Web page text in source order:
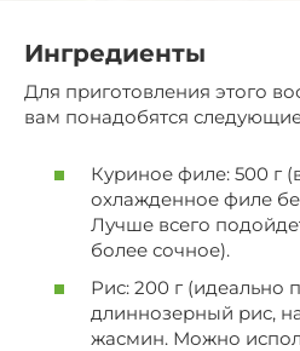
Ингредиенты
Для приготовления этого
вам понадобятся
Куриное филе: 500 г
охлажденное филе
Лучше всего
более сочное).
Рис: 200 г (идеально
длиннозерный рис,
жасмин. Можно